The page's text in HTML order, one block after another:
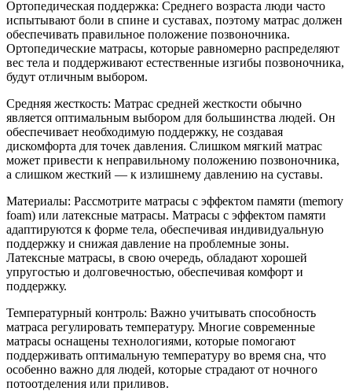
Ортопедическая поддержка: Среднего возраста люди часто
испытывают боли в спине и суставах, поэтому матрас должен
обеспечивать правильное положение позвоночника.
Ортопедические матрасы, которые равномерно распределяют
вес тела и поддерживают естественные изгибы позвоночника,
будут отличным выбором.
Средняя жесткость: Матрас средней жесткости обычно
является оптимальным выбором для большинства людей. Он
обеспечивает необходимую поддержку, не создавая
дискомфорта для точек давления. Слишком мягкий матрас
может привести к неправильному положению позвоночника,
а слишком жесткий — к излишнему давлению на суставы.
Материалы: Рассмотрите матрасы с эффектом памяти (memory
foam) или латексные матрасы. Матрасы с эффектом памяти
адаптируются к форме тела, обеспечивая индивидуальную
поддержку и снижая давление на проблемные зоны.
Латексные матрасы, в свою очередь, обладают хорошей
упругостью и долговечностью, обеспечивая комфорт и
поддержку.
Температурный контроль: Важно учитывать способность
матраса регулировать температуру. Многие современные
матрасы оснащены технологиями, которые помогают
поддерживать оптимальную температуру во время сна, что
особенно важно для людей, которые страдают от ночного
потоотделения или приливов.